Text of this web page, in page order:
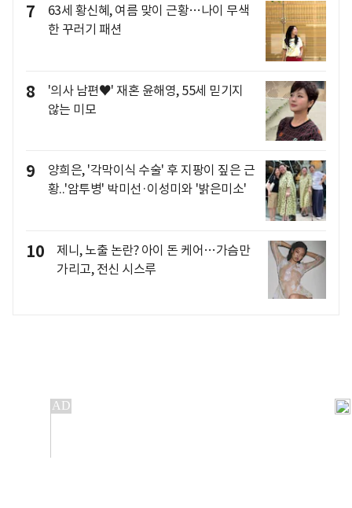
7
63세 황신혜, 여름 맞이 근황…나이 무색
한 꾸러기 패션
8
'의사 남편♥' 재혼 윤해영, 55세 믿기지
않는 미모
9
양희은, '각막이식 수술' 후 지팡이 짚은 근
황..'암투병' 박미선·이성미와 '밝은미소'
10
제니, 노출 논란? 아이 돈 케어…가슴만
가리고, 전신 시스루